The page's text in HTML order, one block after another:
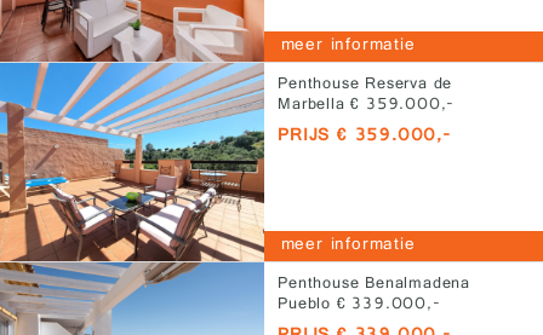
meer informatie
Penthouse Reserva de
Marbella € 359.000,-
PRIJS € 359.000,-
meer informatie
Penthouse Benalmadena
Pueblo € 339.000,-